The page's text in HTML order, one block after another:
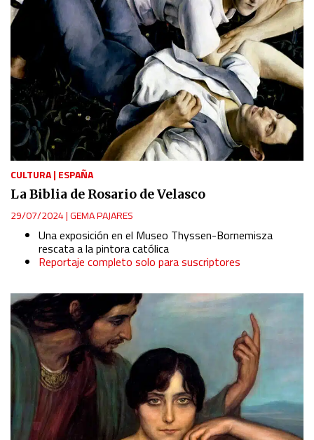
CULTURA| ESPAÑA
La Biblia de Rosario de Velasco
29/07/2024|GEMA PAJARES
Una exposición en el Museo Thyssen-Bornemisza
rescata a la pintora católica
Reportaje completo solo para suscriptores